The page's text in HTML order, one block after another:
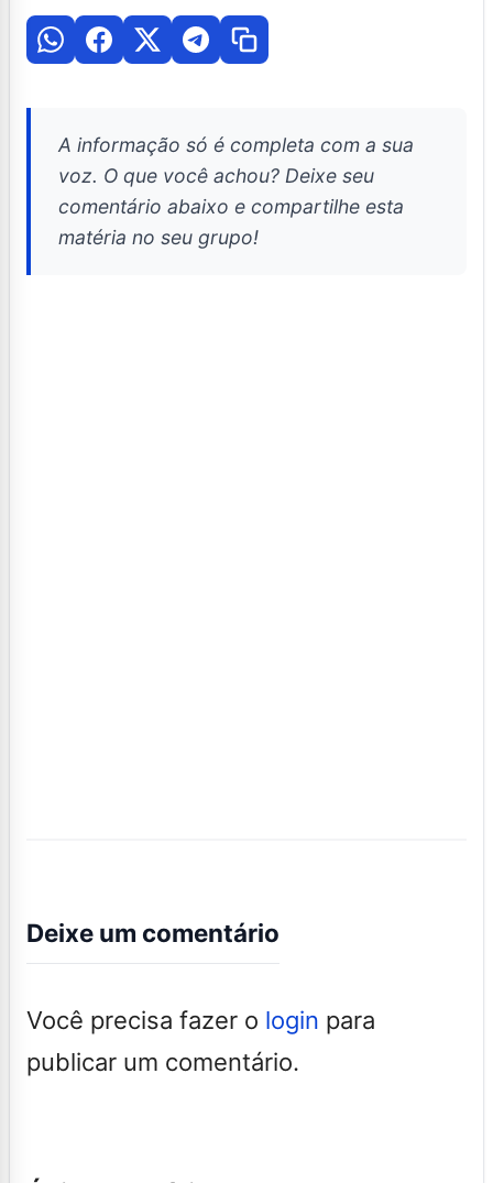
A informação só é completa com a sua
voz. O que você achou? Deixe seu
comentário abaixo e compartilhe esta
matéria no seu grupo!
Deixe um comentário
Você precisa fazer o login para
publicar um comentário.